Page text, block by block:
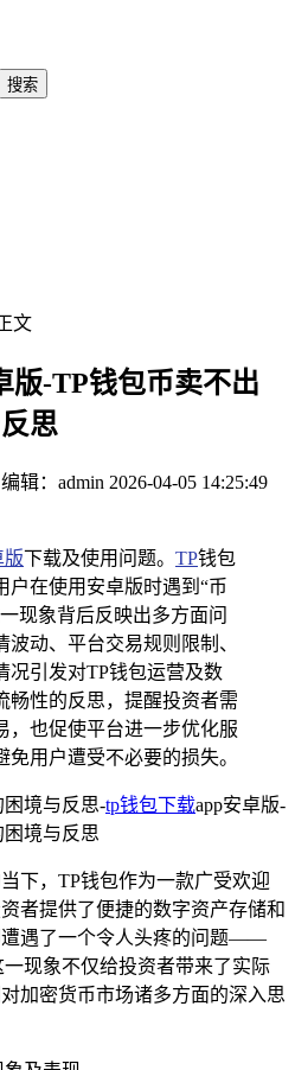
搜索
文
版-TP钱包币卖不出
思
辑：admin 2026-04-05 14:25:49
版下载及使用问题。 TP钱包
户在使用安卓版时遇到“币
现象背后反映出多方面问
动、平台交易规则限制、
况引发对TP钱包运营及数
畅性的反思，提醒投资者需
，也促使平台进一步优化服
用户遭受不必要的损失。
境与反思-tp钱包下载app安卓版-
境与反思
下，TP钱包作为一款广受欢迎
者提供了便捷的数字资产存储和
遭遇了一个令人头疼的问题——
现象不仅给投资者带来了实际
加密货币市场诸多方面的深入思